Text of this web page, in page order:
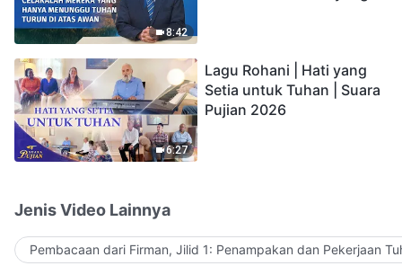
8:42
6:27
Lagu Rohani | Hati yang
Setia untuk Tuhan | Suara
Pujian 2026
Jenis Video Lainnya
Pembacaan dari Firman, Jilid 1: Penampakan dan Pekerjaan